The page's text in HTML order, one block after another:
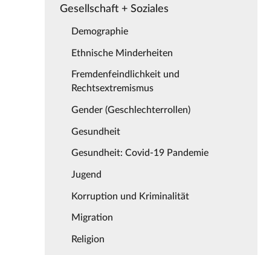
Gesellschaft + Soziales
Demographie
Ethnische Minderheiten
Fremdenfeindlichkeit und
Rechtsextremismus
Gender (Geschlechterrollen)
Gesundheit
Gesundheit: Covid-19 Pandemie
Jugend
Korruption und Kriminalität
Migration
Religion